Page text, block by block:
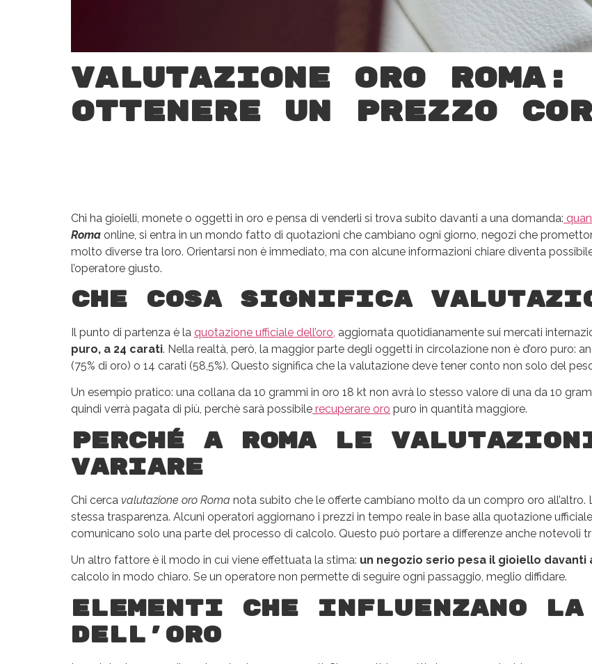
Valutazione oro Roma:
ottenere un prezzo
Chi ha gioielli, monete o oggetti in oro e pensa di venderli si trova subito davanti a una domanda:
Roma online, si entra in un mondo fatto di quotazioni che cambiano ogni giorno, negozi che
molto diverse tra loro. Orientarsi non è immediato, ma con alcune informazioni chiare diventa
l’operatore giusto.
Che cosa significa
Il punto di partenza è la quotazione ufficiale dell’oro, aggiornata quotidianamente sui mercati
puro, a 24 carati. Nella realtà, però, la maggior parte degli oggetti in circolazione non è d’oro puro:
(75% di oro) o 14 carati (58,5%). Questo significa che la valutazione deve tener conto non solo del
Un esempio pratico: una collana da 10 grammi in oro 18 kt non avrà lo stesso valore di una da 10
quindi verrà pagata di più, perchè sarà possibile recuperare oro puro in quantità maggiore.
Perché a Roma le
variare
Chi cerca valutazione oro Roma nota subito che le offerte cambiano molto da un compro oro
stessa trasparenza. Alcuni operatori aggiornano i prezzi in tempo reale in base alla quotazione
comunicano solo una parte del processo di calcolo. Questo può portare a differenze anche notevoli
Un altro fattore è il modo in cui viene effettuata la stima: un negozio serio pesa il gioiello
calcolo in modo chiaro. Se un operatore non permette di seguire ogni passaggio, meglio diffidare.
Elementi che influenzano
dell’oro